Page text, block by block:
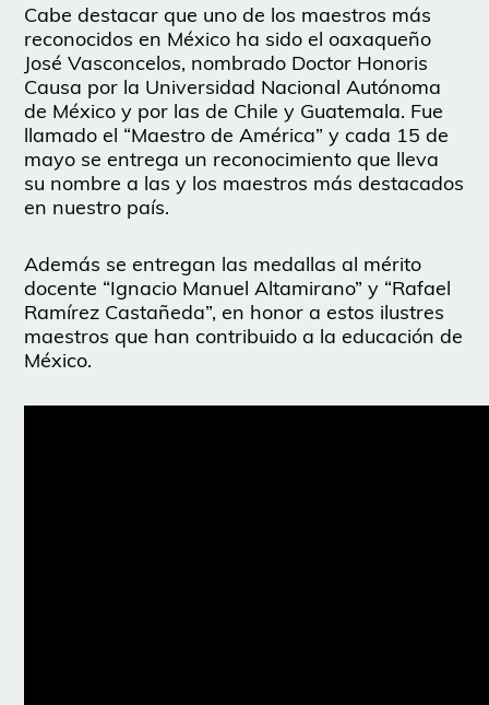
Cabe destacar que uno de los maestros más
reconocidos en México ha sido el oaxaqueño
José Vasconcelos, nombrado Doctor Honoris
Causa por la Universidad Nacional Autónoma
de México y por las de Chile y Guatemala. Fue
llamado el “Maestro de América” y cada 15 de
mayo se entrega un reconocimiento que lleva
su nombre a las y los maestros más destacados
en nuestro país.
Además se entregan las medallas al mérito
docente “Ignacio Manuel Altamirano” y “Rafael
Ramírez Castañeda”, en honor a estos ilustres
maestros que han contribuido a la educación de
México.